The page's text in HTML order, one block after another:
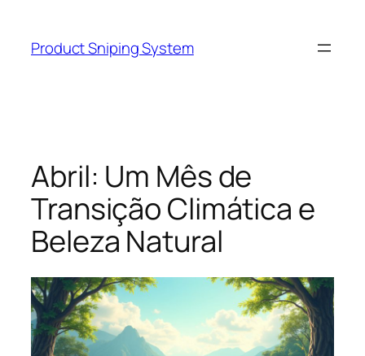
content
Product Sniping System
Abril: Um Mês de
Transição Climática e
Beleza Natural